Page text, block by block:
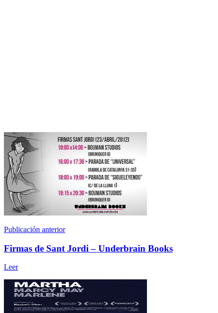
Publicación anterior
Firmas de Sant Jordi – Underbrain Books
Leer